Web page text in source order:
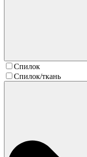
Спилок
Спилок/ткань